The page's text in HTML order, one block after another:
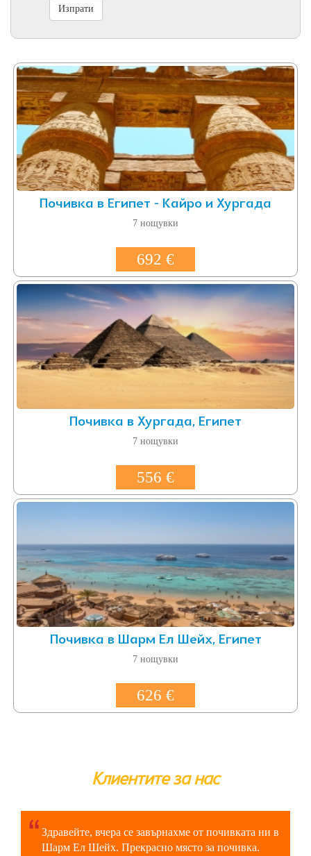
Почивка в Египет - Кайро и Хургада
7 нощувки
692 €
Почивка в Хургада, Египет
7 нощувки
556 €
Почивка в Шарм Ел Шейх, Египет
7 нощувки
626 €
Клиентите за нас
Здравейте, вчера се завърнахме от почивката ни в
Шарм Ел Шейх. Прекрасно място за почивка.